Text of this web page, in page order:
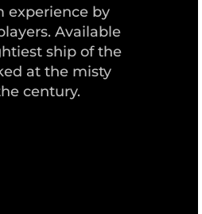
experience by
Available
ship of the
at the misty
century.